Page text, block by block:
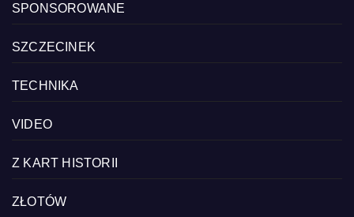
SPONSOROWANE
SZCZECINEK
TECHNIKA
VIDEO
Z KART HISTORII
ZŁOTÓW